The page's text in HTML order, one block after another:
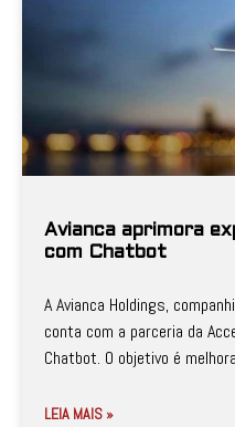
Avianca aprimora
com Chatbot
A Avianca Holdings,
conta com a parceria da
Chatbot. O objetivo é
LEIA MAIS »